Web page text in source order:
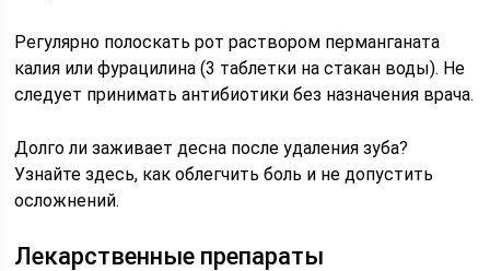
Регулярно полоскать рот раствором перманганата
калия или фурацилина (3 таблетки на стакан воды). Не
следует принимать антибиотики без назначения врача.
Долго ли заживает десна после удаления зуба?
Узнайте здесь, как облегчить боль и не допустить
осложнений.
Лекарственные препараты